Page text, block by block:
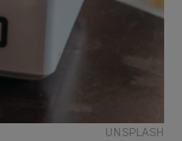
UNSPLASH